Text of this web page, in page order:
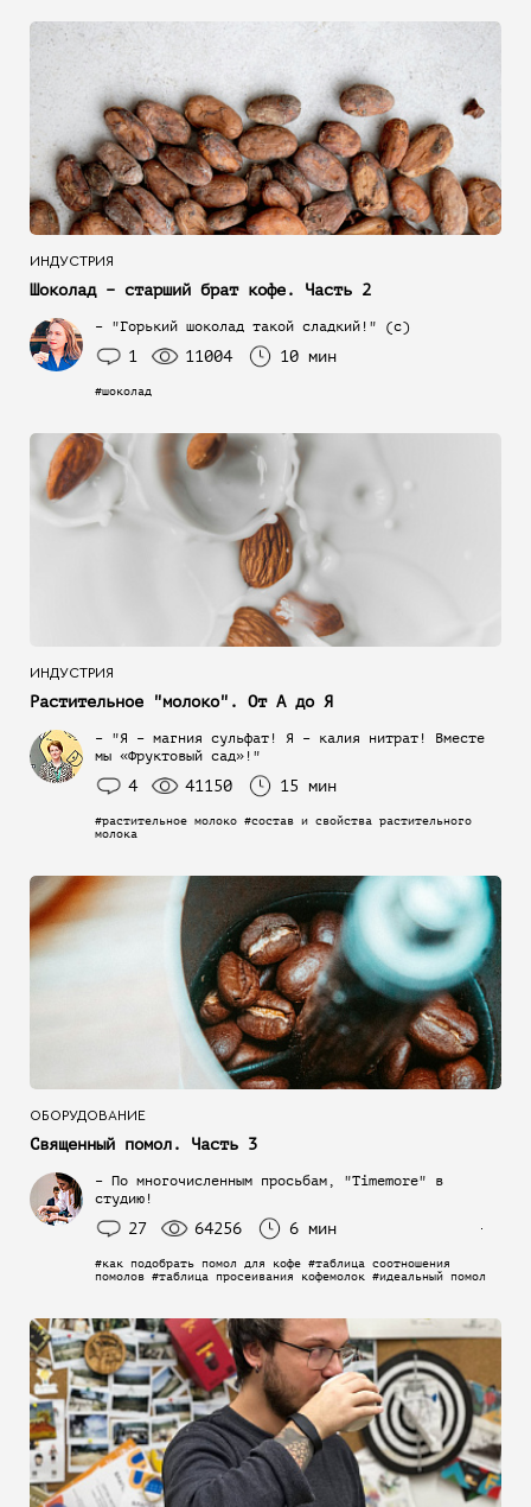
ИНДУСТРИЯ
Шоколад – старший брат кофе. Часть 2
– "Горький шоколад такой сладкий!" (с)
1 11004 10 мин
#шоколад
ИНДУСТРИЯ
Растительное "молоко". От А до Я
– "Я – магния сульфат! Я – калия нитрат! Вместе
мы «Фруктовый сад»!"
4 41150 15 мин
#растительное молоко #состав и свойства растительного
молока
ОБОРУДОВАНИЕ
Священный помол. Часть 3
– По многочисленным просьбам, "Timemore" в
студию!
27 64256 6 мин
#как подобрать помол для кофе #таблица соотношения
помолов #таблица просеивания кофемолок #идеальный помол